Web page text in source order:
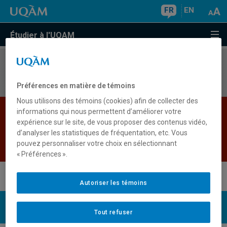
FR EN
Étudier à l'UQAM
Aucun résultat
Les bases de données institutionnelles sont
indisponibles pour le moment. Veuillez
réessayer plus tard.
Retour
UQAM
Préférences en matière de témoins
Nous utilisons des témoins (cookies) afin de collecter des
informations qui nous permettent d’améliorer votre
expérience sur le site, de vous proposer des contenus vidéo,
d’analyser les statistiques de fréquentation, etc. Vous
pouvez personnaliser votre choix en sélectionnant
« Préférences ».
Tout refuser
Autoriser les témoins